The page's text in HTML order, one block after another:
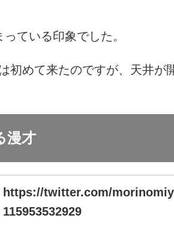
ている印象でした。
初めて来たのですが、天井が
漫才
https://twitter.com/
115953532929